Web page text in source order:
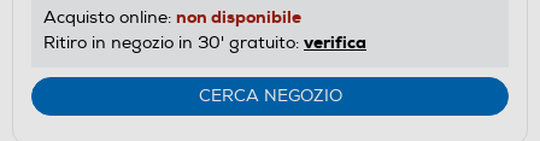
Acquisto online: non disponibile
Ritiro in negozio in 30' gratuito: verifica
CERCA NEGOZIO